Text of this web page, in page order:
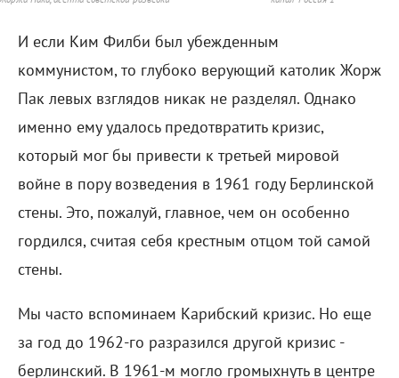
И если Ким Филби был убежденным
коммунистом, то глубоко верующий католик Жорж
Пак левых взглядов никак не разделял. Однако
именно ему удалось предотвратить кризис,
который мог бы привести к третьей мировой
войне в пору возведения в 1961 году Берлинской
стены. Это, пожалуй, главное, чем он особенно
гордился, считая себя крестным отцом той самой
стены.
Мы часто вспоминаем Карибский кризис. Но еще
за год до 1962-го разразился другой кризис -
берлинский. В 1961-м могло громыхнуть в центре